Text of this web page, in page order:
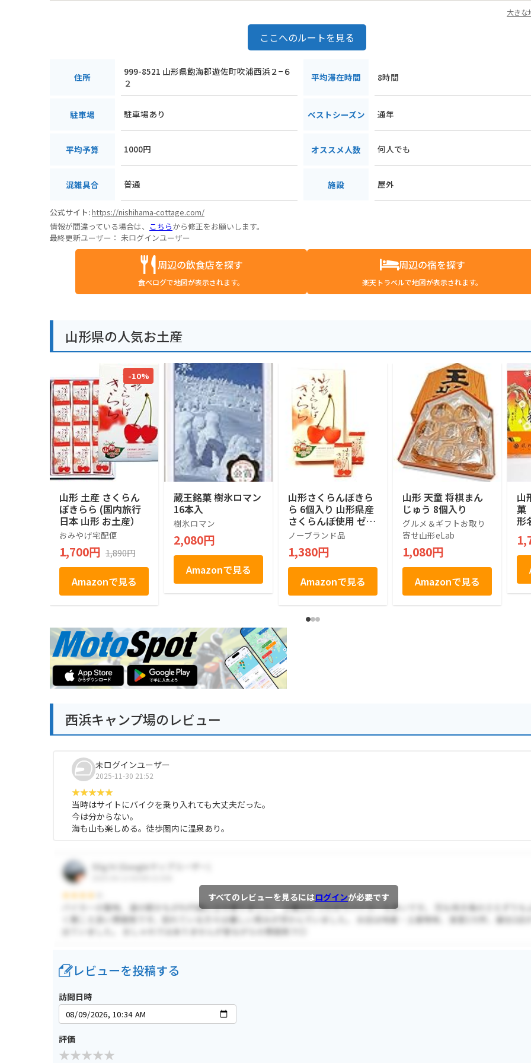
大きな
ここへのルートを見る
住所
999-8521 山形県飽海郡遊佐町吹浦西浜２−６
２
平均滞在時間 8時間
駐車場 駐車場あり ベストシーズン 通年
平均予算 1000円 オススメ人数 何人でも
混雑具合 普通 施設 屋外
公式サイト:https://nishihama-cottage.com/
情報が間違っている場合は、 こちらから修正をお願いします。
最終更新ユーザー： 未ログインユーザー
周辺の飲食店を探す
食べログで地図が表示されます。
周辺の宿を探す
楽天トラベルで地図が表示されます。
山形県の人気お土産
-10%
山形 土産 さくらん
ぼきらら (国内旅行
日本 山形 お土産）
おみやげ宅配便
1,700円 1,890円
Amazonで見る
蔵王銘菓 樹氷ロマン
16本入
樹氷ロマン
2,080円
Amazonで見る
山形さくらんぼきら
ら 6個入り 山形県産
さくらんぼ使用 ゼリ
ー菓子 (1箱)
ノーブランド品
1,380円
Amazonで見る
山形 天童 将棋まん
じゅう 8個入り
グルメ＆ギフトお取り
寄せ山形eLab
1,080円
Amazonで見る
山
菓
形
し
子
玄
西浜キャンプ場のレビュー
未ログインユーザー
2025-11-30 21:52
当時はサイトにバイクを乗り入れても大丈夫だった。
今は分からない。
海も山も楽しめる。徒歩圏内に温泉あり。
すべてのレビューを見るにはログインが必要です
レビューを投稿する
訪問日時
評価